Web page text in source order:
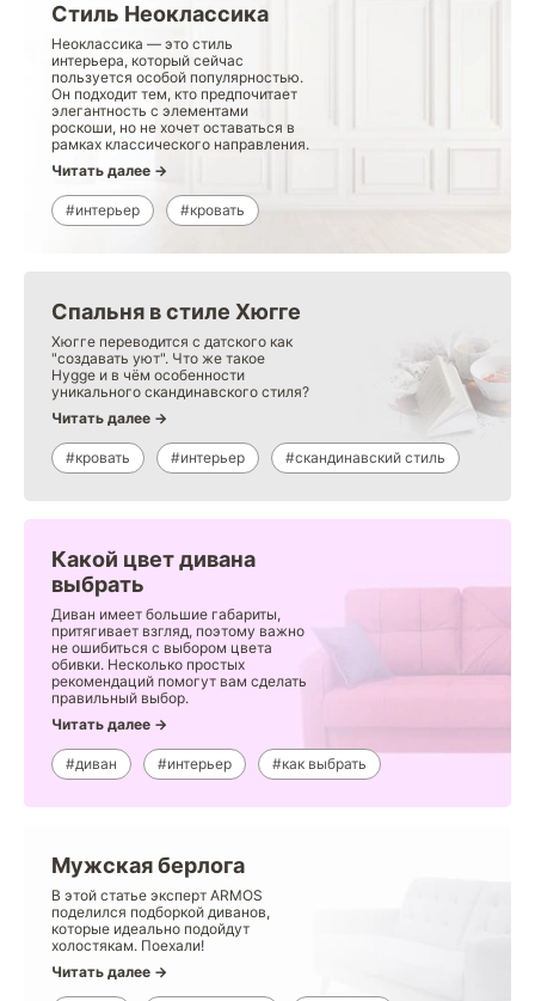
Стиль Неоклассика
Неоклассика — это стиль
интерьера, который сейчас
пользуется особой популярностью.
Он подходит тем, кто предпочитает
элегантность с элементами
роскоши, но не хочет оставаться в
рамках классического направления.
Читать далее →
#интерьер #кровать
Спальня в стиле Хюгге
Хюгге переводится с датского как
"создавать уют". Что же такое
Hygge и в чём особенности
уникального скандинавского стиля?
Читать далее →
#кровать #интерьер #скандинавский стиль
Какой цвет дивана
выбрать
Диван имеет большие габариты,
притягивает взгляд, поэтому важно
не ошибиться с выбором цвета
обивки. Несколько простых
рекомендаций помогут вам сделать
правильный выбор.
Читать далее →
#диван #интерьер #как выбрать
Мужская берлога
В этой статье эксперт ARMOS
поделился подборкой диванов,
которые идеально подойдут
холостякам. Поехали!
Читать далее →